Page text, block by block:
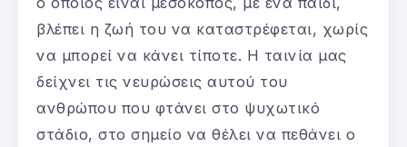
βλέπει η ζωή του να καταστρέφεται, χωρίς
να μπορεί να κάνει τίποτε. Η ταινία μας
δείχνει τις νευρώσεις αυτού του
ανθρώπου που φτάνει στο ψυχωτικό
στάδιο, στο σημείο να θέλει να πεθάνει ο